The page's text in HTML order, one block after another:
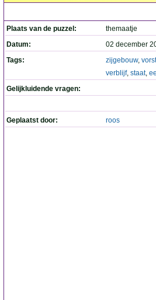
Plaats van de puzzel:
themaatje
Datum:
02 december
Tags:
zijgebouw,
verblijf, staat,
Gelijkluidende vragen:
Geplaatst door: roos